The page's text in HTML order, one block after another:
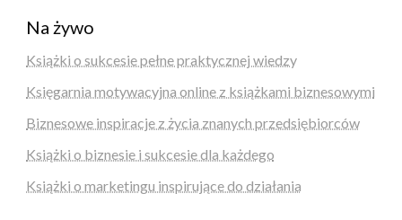
Na żywo
Książki o sukcesie pełne praktycznej wiedzy
Księgarnia motywacyjna online z książkami biznesowymi
Biznesowe inspiracje z życia znanych przedsiębiorców
Książki o biznesie i sukcesie dla każdego
Książki o marketingu inspirujące do działania